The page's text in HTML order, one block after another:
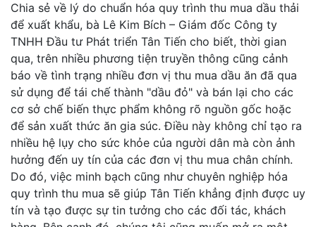
Chia sẻ về lý do chuẩn hóa quy trình thu mua dầu thải
để xuất khẩu, bà Lê Kim Bích – Giám đốc Công ty
TNHH Đầu tư Phát triển Tân Tiến cho biết, thời gian
qua, trên nhiều phương tiện truyền thông cũng cảnh
báo về tình trạng nhiều đơn vị thu mua dầu ăn đã qua
sử dụng để tái chế thành "dầu đỏ" và bán lại cho các
cơ sở chế biến thực phẩm không rõ nguồn gốc hoặc
để sản xuất thức ăn gia súc. Điều này không chỉ tạo ra
nhiều hệ lụy cho sức khỏe của người dân mà còn ảnh
hưởng đến uy tín của các đơn vị thu mua chân chính.
Do đó, việc minh bạch cũng như chuyên nghiệp hóa
quy trình thu mua sẽ giúp Tân Tiến khẳng định được uy
tín và tạo được sự tin tưởng cho các đối tác, khách